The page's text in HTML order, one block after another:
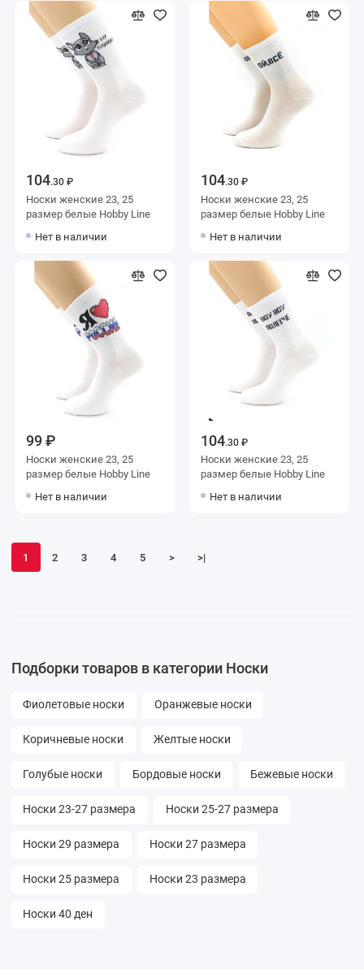
104.30 ₽
Носки женские 23, 25
размер белые Hobby Line
Нет в наличии
104.30 ₽
Носки женские 23, 25
размер белые Hobby Line
Нет в наличии
99 ₽
Носки женские 23, 25
размер белые Hobby Line
Нет в наличии
104.30 ₽
Носки женские 23, 25
размер белые Hobby Line
Нет в наличии
1 2 3 4 5 > >|
Подборки товаров в категории Носки
Фиолетовые носки Оранжевые носки
Коричневые носки Желтые носки
Голубые носки Бордовые носки Бежевые носки
Носки 23-27 размера Носки 25-27 размера
Носки 29 размера Носки 27 размера
Носки 25 размера Носки 23 размера
Носки 40 ден